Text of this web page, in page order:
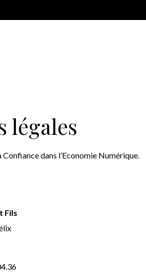
légales
dans l’Economie Numérique.
Fils